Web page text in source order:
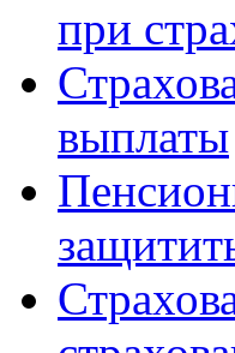
при
выплаты